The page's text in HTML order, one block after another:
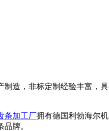
造，非标定制经验丰富，
条加工厂拥有德国利勃海尔
牌。